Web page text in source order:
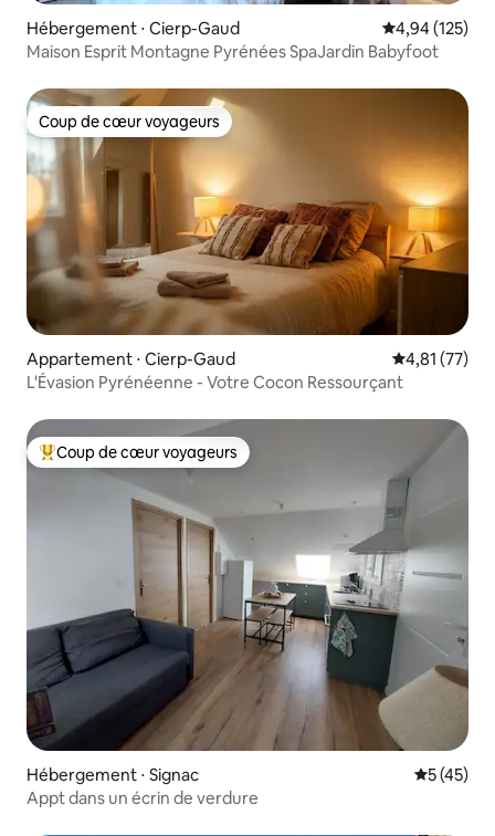
Hébergement ⋅ Cierp-Gaud Évaluation
4,94 (125)
Maison Esprit Montagne Pyrénées SpaJardin Babyfoot
Coup de cœur voyageurs
Coup de cœur voyageurs
Appartement ⋅ Cierp-Gaud Évaluation
4,81 (77)
L'Évasion Pyrénéenne - Votre Cocon Ressourçant
Coups de cœur voyageurs les plus appréciés
Coup de cœur voyageurs
Hébergement ⋅ Signac
5 (45)
Appt dans un écrin de verdure